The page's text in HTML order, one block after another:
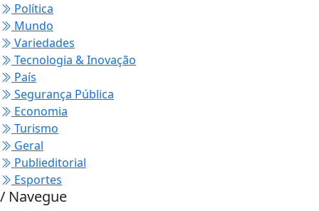
Política
Mundo
Variedades
Tecnologia & Inovação
País
Segurança Pública
Economia
Turismo
Geral
Publieditorial
Esportes
/ Navegue